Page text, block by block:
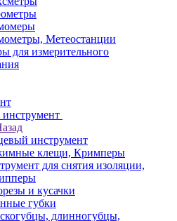
Метеостанции
для измерительного
инструмент
клещи, Кримперы
для снятия изоляции,
и кусачки
губки
длинногубцы,